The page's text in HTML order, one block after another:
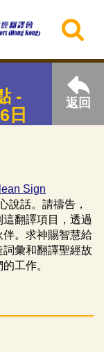
-
日
返回
Sign
說話。請禱告，
翻譯項目，透過
。求神賜智慧給
彙和翻譯聖經故
工作。